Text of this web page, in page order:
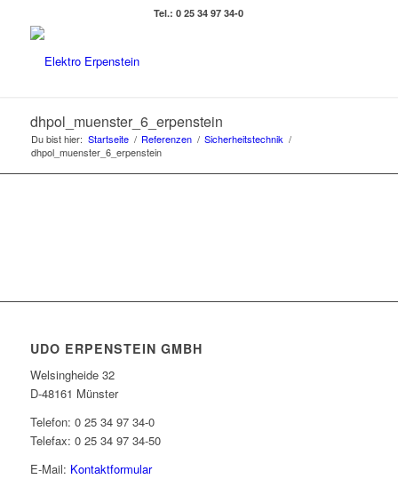
Tel.: 0 25 34 97 34-0
dhpol_muenster_6_erpenstein
Du bist hier: Startseite / Referenzen / Sicherheitstechnik /
dhpol_muenster_6_erpenstein
UDO ERPENSTEIN GMBH
Welsingheide 32
D-48161 Münster
Telefon: 0 25 34 97 34-0
Telefax: 0 25 34 97 34-50
E-Mail: Kontaktformular